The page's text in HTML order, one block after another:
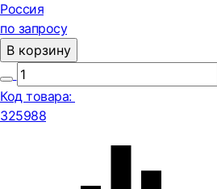
Россия
по запросу
В корзину
Код товара:
325988